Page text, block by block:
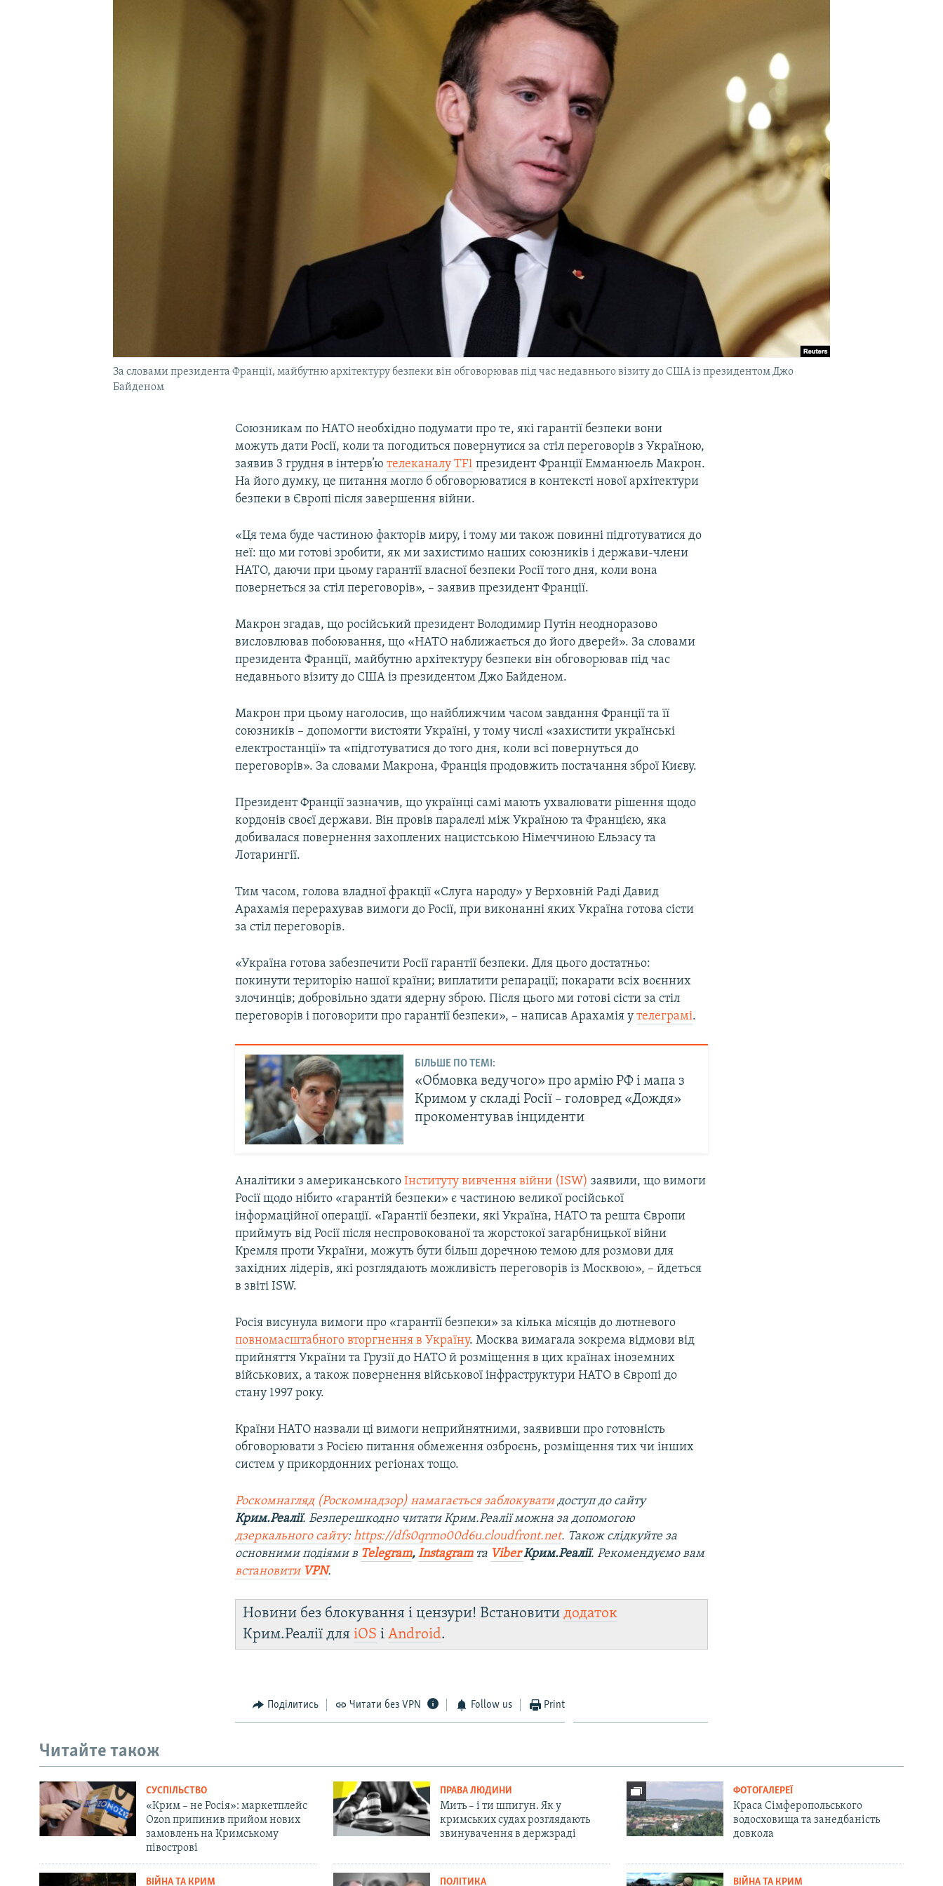
За словами президента Франції, майбутню архітектуру безпеки він обговорював під час недавнього візиту до США із президентом Джо
Байденом
Союзникам по НАТО необхідно подумати про те, які гарантії безпеки вони
можуть дати Росії, коли та погодиться повернутися за стіл переговорів з Україною,
заявив 3 грудня в інтерв’ютелеканалу TF1 президент Франції Емманюель Макрон.
На його думку, це питання могло б обговорюватися в контексті нової архітектури
безпеки в Європі після завершення війни.
«Ця тема буде частиною факторів миру, і тому ми також повинні підготуватися до
неї: що ми готові зробити, як ми захистимо наших союзників і держави-члени
НАТО, даючи при цьому гарантії власної безпеки Росії того дня, коли вона
повернеться за стіл переговорів», – заявив президент Франції.
Макрон згадав, що російський президент Володимир Путін неодноразово
висловлював побоювання, що «НАТО наближається до його дверей». За словами
президента Франції, майбутню архітектуру безпеки він обговорював під час
недавнього візиту до США із президентом Джо Байденом.
Макрон при цьому наголосив, що найближчим часом завдання Франції та її
союзників – допомогти вистояти Україні, у тому числі «захистити українські
електростанції» та «підготуватися до того дня, коли всі повернуться до
переговорів». За словами Макрона, Франція продовжить постачання зброї Києву.
Президент Франції зазначив, що українці самі мають ухвалювати рішення щодо
кордонів своєї держави. Він провів паралелі між Україною та Францією, яка
добивалася повернення захоплених нацистською Німеччиною Ельзасу та
Лотарингії.
Тим часом, голова владної фракції «Слуга народу» у Верховній Раді Давид
Арахамія перерахував вимоги до Росії, при виконанні яких Україна готова сісти
за стіл переговорів.
«Україна готова забезпечити Росії гарантії безпеки. Для цього достатньо:
покинути територію нашої країни; виплатити репарації; покарати всіх воєнних
злочинців; добровільно здати ядерну зброю. Після цього ми готові сісти за стіл
переговорів і поговорити про гарантії безпеки», – написав Арахамія утелеграмі.
БІЛЬШЕ ПО ТЕМІ:
«Обмовка ведучого» про армію РФ і мапа з
Кримом у складі Росії – головред «Дождя»
прокоментував інциденти
Аналітики з американськогоІнституту вивчення війни (ISW) заявили, що вимоги
Росії щодо нібито «гарантій безпеки» є частиною великої російської
інформаційної операції. «Гарантії безпеки, які Україна, НАТО та решта Європи
приймуть від Росії після неспровокованої та жорстокої загарбницької війни
Кремля проти України, можуть бути більш доречною темою для розмови для
західних лідерів, які розглядають можливість переговорів із Москвою», – йдеться
в звіті ISW.
Росія висунула вимоги про «гарантії безпеки» за кілька місяців до лютневого
повномасштабного вторгнення в Україну. Москва вимагала зокрема відмови від
прийняття України та Грузії до НАТО й розміщення в цих країнах іноземних
військових, а також повернення військової інфраструктури НАТО в Європі до
стану 1997 року.
Країни НАТО назвали ці вимоги неприйнятними, заявивши про готовність
обговорювати з Росією питання обмеження озброєнь, розміщення тих чи інших
систем у прикордонних регіонах тощо.
Роскомнагляд (Роскомнадзор) намагається заблокуватидоступ до сайту
Крим.Реалії. Безперешкодно читати Крим.Реалії можна за допомогою
дзеркального сайту:https://dfs0qrmo00d6u.cloudfront.net. Також слідкуйте за
основними подіями в Telegram,Instagramта ViberКрим.Реалії. Рекомендуємо вам
встановити VPN.
Новини без блокування і цензури! Встановитидодаток
Крим.Реалії дляiOS іAndroid.
Поділитись Читати без VPN Follow us Print
Читайте також
СУСПІЛЬСТВО
«Крим – не Росія»: маркетплейс
Ozon припинив прийом нових
замовлень на Кримському
півострові
ПРАВА ЛЮДИНИ
Мить – і ти шпигун. Як у
кримських судах розглядають
звинувачення в держзраді
ФОТОГАЛЕРЕЇ
Краса Сімферопольського
водосховища та занедбаність
довкола
ВІЙНА ТА КРИМ ПОЛІТИКА ВІЙНА ТА КРИМ